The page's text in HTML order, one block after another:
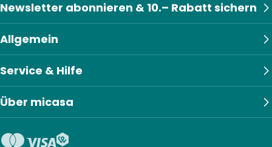
Allgemein
Service & Hilfe
Über micasa
Newsletter abonnieren & 10.– Rabatt sichern